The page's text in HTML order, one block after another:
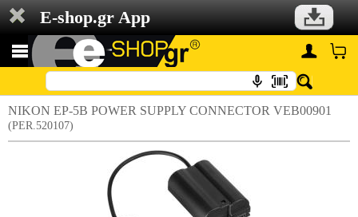
E-shop.gr App
NIKON EP-5B POWER SUPPLY CONNECTOR VEB00901
(PER.520107)